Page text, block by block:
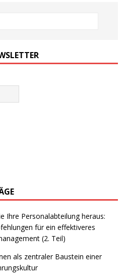
Ihre Personalabteilung heraus:
für ein effektiveres
(2. Teil)
als zentraler Baustein einer